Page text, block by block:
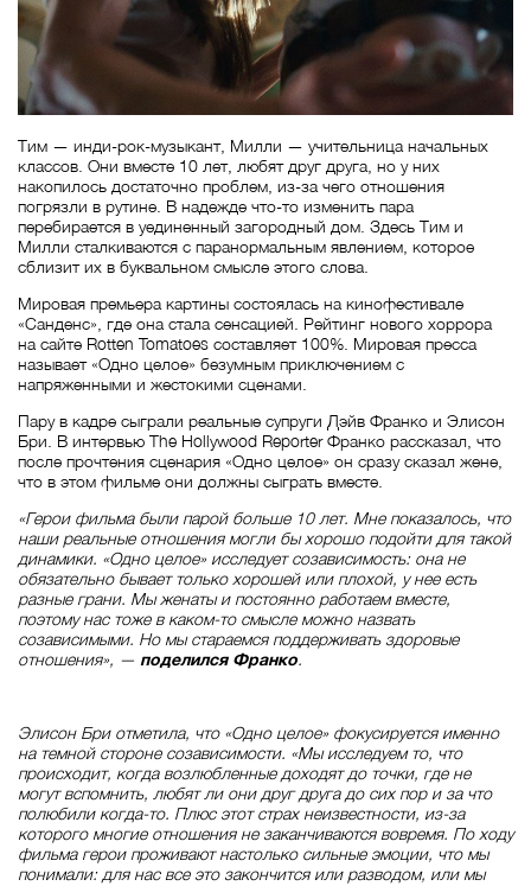
Тим — инди-рок-музыкант, Милли — учительница начальных
классов. Они вместе 10 лет, любят друг друга, но у них
накопилось достаточно проблем, из-за чего отношения
погрязли в рутине. В надежде что-то изменить пара
перебирается в уединенный загородный дом. Здесь Тим и
Милли сталкиваются с паранормальным явлением, которое
сблизит их в буквальном смысле этого слова.
Мировая премьера картины состоялась на кинофестивале
«Санденс», где она стала сенсацией. Рейтинг нового хоррора
на сайте Rotten Tomatoes составляет 100%. Мировая пресса
называет «Одно целое» безумным приключением с
напряженными и жестокими сценами.
Пару в кадре сыграли реальные супруги Дэйв Франко и Элисон
Бри. В интервью The Hollywood Reporter Франко рассказал, что
после прочтения сценария «Одно целое» он сразу сказал жене,
что в этом фильме они должны сыграть вместе.
«Герои фильма были парой больше 10 лет. Мне показалось, что
наши реальные отношения могли бы хорошо подойти для такой
динамики. «Одно целое» исследует созависимость: она не
обязательно бывает только хорошей или плохой, у нее есть
разные грани. Мы женаты и постоянно работаем вместе,
поэтому нас тоже в каком-то смысле можно назвать
созависимыми. Но мы стараемся поддерживать здоровые
отношения», — поделился Франко.
Элисон Бри отметила, что «Одно целое» фокусируется именно
на темной стороне созависимости. «Мы исследуем то, что
происходит, когда возлюбленные доходят до точки, где не
могут вспомнить, любят ли они друг друга до сих пор и за что
полюбили когда-то. Плюс этот страх неизвестности, из-за
которого многие отношения не заканчиваются вовремя. По ходу
фильма герои проживают настолько сильные эмоции, что мы
понимали: для нас все это закончится или разводом, или мы